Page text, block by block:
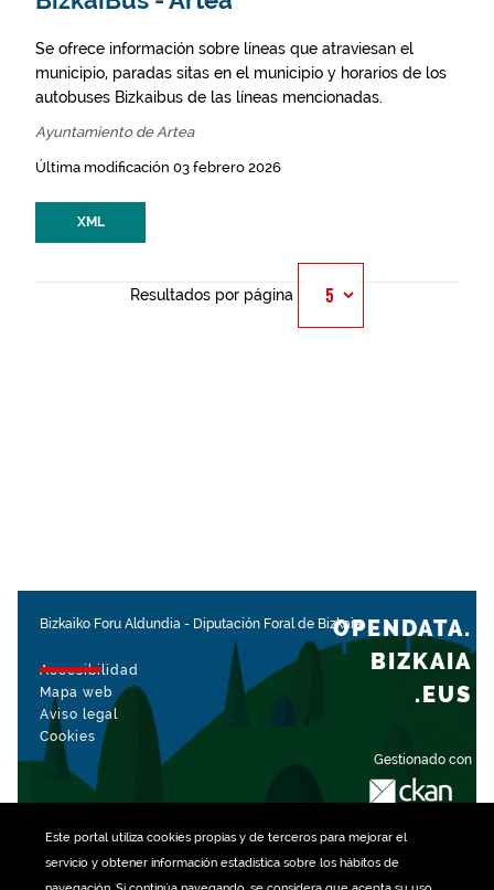
Este portal utiliza cookiespropias y de terceros para mejorar el
servicio y obtener información estadística sobre los hábitos de
Se ofrece información sobre líneas que atraviesan el
municipio, paradas sitas en el municipio y horarios de los
autobuses Bizkaibus de las líneas mencionadas.
Ayuntamiento de Artea
Última modificación 03 febrero 2026
XML
Resultados por página
Bizkaiko Foru Aldundia - Diputación Foral de Bizkaia
Accesibilidad
Mapa web
Aviso legal
Cookies
Gestionado con
OPENDATA.
BIZKAIA
.EUS